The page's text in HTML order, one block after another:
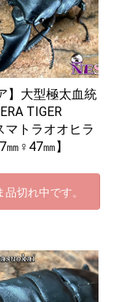
】大型極太血統
TIGER
マトラオオヒラ
♀47㎜】
品切れ中です。